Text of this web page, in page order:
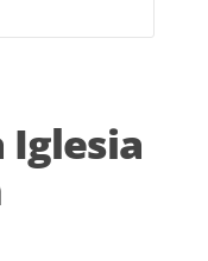
Iglesia